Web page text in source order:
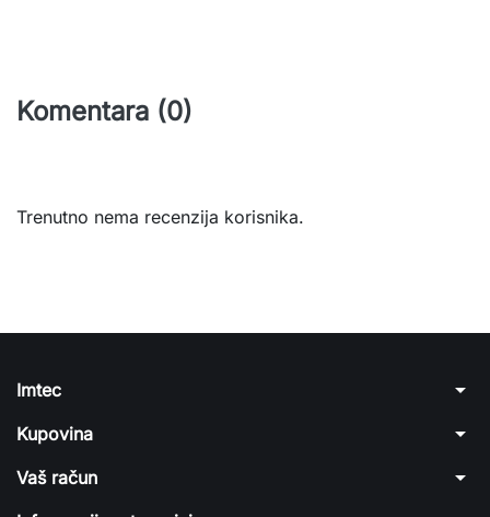
Komentara (0)
Trenutno nema recenzija korisnika.
Imtec arrow_drop_down
Kupovina arrow_drop_down
Vaš račun arrow_drop_down